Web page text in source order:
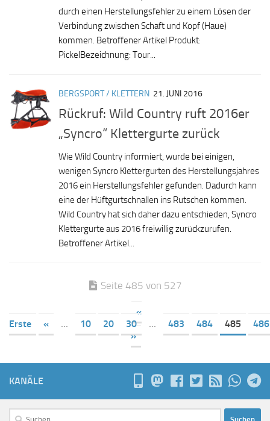
durch einen Herstellungsfehler zu einem Lösen der
Verbindung zwischen Schaft und Kopf (Haue)
kommen. Betroffener Artikel Produkt:
PickelBezeichnung: Tour...
BERGSPORT / KLETTERN 21. JUNI 2016
Rückruf: Wild Country ruft 2016er
„Syncro“ Klettergurte zurück
Wie Wild Country informiert, wurde bei einigen,
wenigen Syncro Klettergurten des Herstellungsjahres
2016 ein Herstellungsfehler gefunden. Dadurch kann
eine der Hüftgurtschnallen ins Rutschen kommen.
Wild Country hat sich daher dazu entschieden, Syncro
Klettergurte aus 2016 freiwillig zurückzurufen.
Betroffener Artikel...
Seite 485 von 527
«
Erste
« ... 10 20 30 ... 483 484 485
486
»
KANÄLE
Suchen